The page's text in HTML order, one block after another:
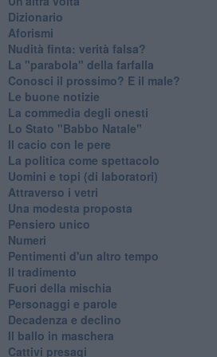
Dizionario
Aforismi
Nudità finta: verità falsa?
La "parabola" della farfalla
Conosci il prossimo? E il male?
Le buone notizie
La commedia degli onesti
Lo Stato "Babbo Natale"
Il cacio con le pere
La politica come spettacolo
Uomini e topi (di laboratori)
Attraverso i vetri
Una modesta proposta
Pensiero unico
Numeri
Pentimenti d'un altro tempo
Il tradimento
Fuori della mischia
Personaggi e parole
Decadenza e declino
Il ballo in maschera
Cattivi presagi